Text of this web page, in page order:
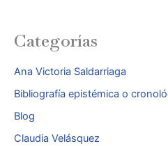
Categorías
Ana Victoria Saldarriaga
Bibliografía epistémica o
Blog
Claudia Velásquez